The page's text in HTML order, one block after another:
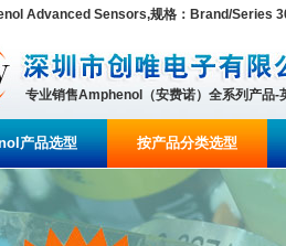
Advanced Sensors,规格：Brand/Series
专业销售Amphenol（安费诺）全系列产品-
产品选型 按产品分类选型